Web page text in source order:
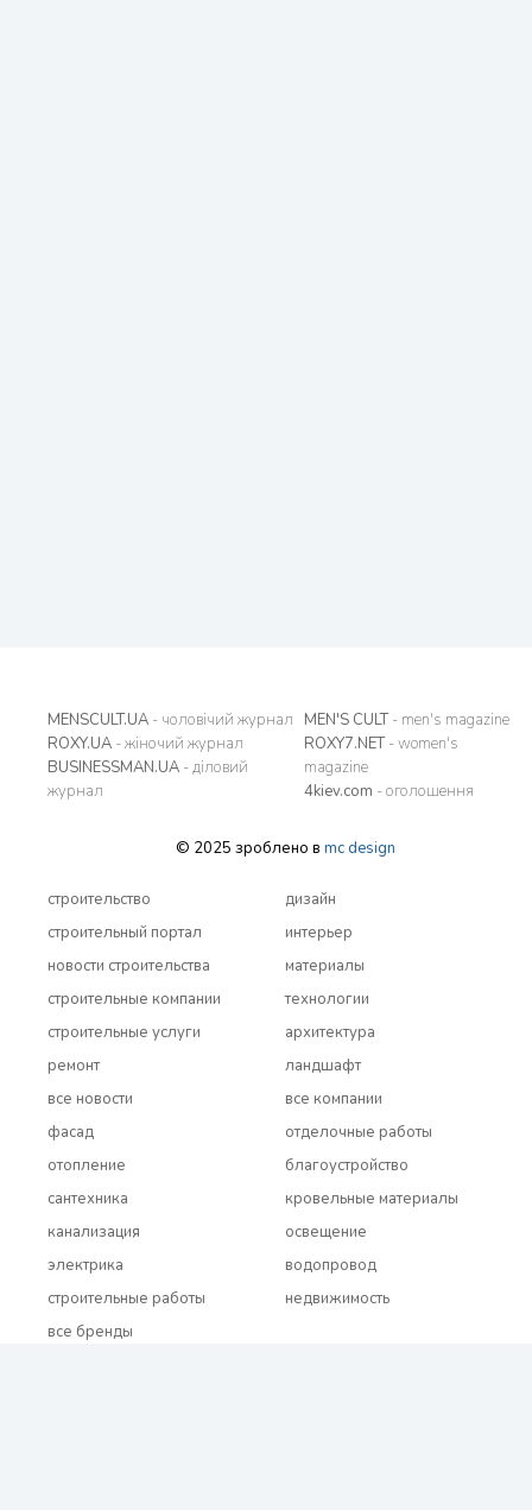
MENSCULT.UA - чоловічий журнал
ROXY.UA - жіночий журнал
BUSINESSMAN.UA - діловий
журнал
MEN'S CULT- men's magazine
ROXY7.NET- women's
magazine
4kiev.com - оголошення
© 2025 зроблено в mc design
строительство
строительный портал
новости строительства
строительные компании
строительные услуги
ремонт
все новости
дизайн
интерьер
материалы
технологии
архитектура
ландшафт
все компании
фасад
отопление
сантехника
канализация
электрика
строительные работы
все бренды
отделочные работы
благоустройство
кровельные материалы
освещение
водопровод
недвижимость